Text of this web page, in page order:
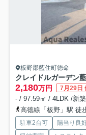
板野郡藍住町徳命
クレイドルガーデン
2,180万円 7月29日
- / 97.59㎡ / 4LDK /新築
高徳線「板野」駅 徒
駐車2台可 陽当り良